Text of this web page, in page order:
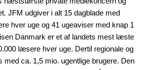
JFM udgiver i alt 15 dagblade med
hver uge og 41 ugeaviser med knap 1
Danmark er et af landets mest læste
læsere hver uge. Dertil regionale og
med ca. 1,5 mio. ugentlige brugere. Den